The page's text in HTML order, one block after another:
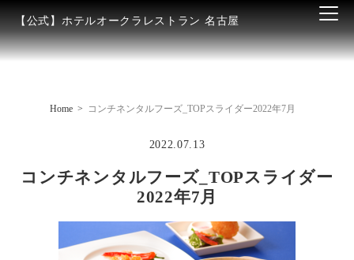
【公式】ホテルオークラレストラン 名古屋
Home コンチネンタルフーズ_TOPスライダー2022年7月
2022.07.13
コンチネンタルフーズ_TOPスライダー
2022年7月